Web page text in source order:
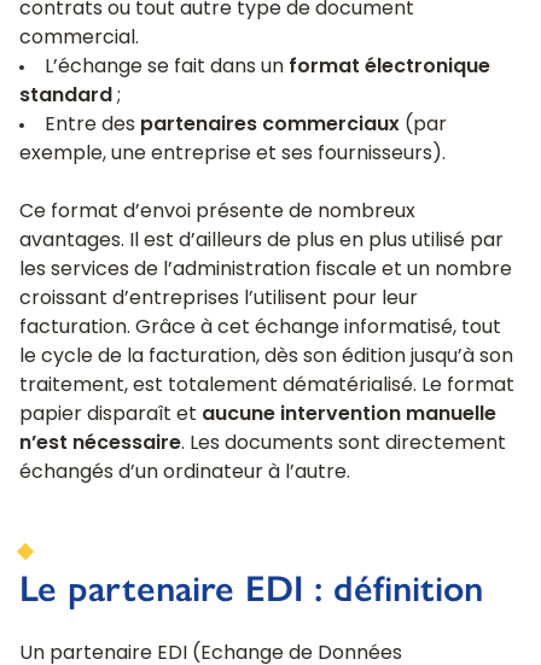
contrats ou tout autre type de document
commercial.
L’échange se fait dans un format électronique
standard ;
Entre des partenaires commerciaux (par
exemple, une entreprise et ses fournisseurs).
Ce format d’envoi présente de nombreux
avantages. Il est d’ailleurs de plus en plus utilisé par
les services de l’administration fiscale et un nombre
croissant d’entreprises l’utilisent pour leur
facturation. Grâce à cet échange informatisé, tout
le cycle de la facturation, dès son édition jusqu’à son
traitement, est totalement dématérialisé. Le format
papier disparaît et aucune intervention manuelle
n’est nécessaire. Les documents sont directement
échangés d’un ordinateur à l’autre.
Le partenaire EDI : définition
Un partenaire EDI (Echange de Données